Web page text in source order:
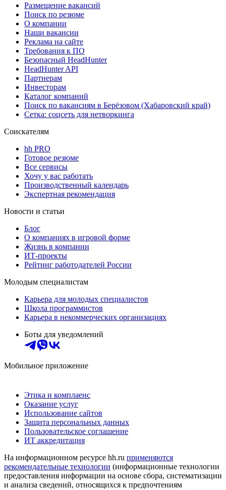
Размещение вакансий
Поиск по резюме
О компании
Наши вакансии
Реклама на сайте
Требования к ПО
Безопасный HeadHunter
HeadHunter API
Партнерам
Инвесторам
Каталог компаний
Поиск по вакансиям в Берёзовом (Хабаровский край)
Сетка: соцсеть для нетворкинга
Соискателям
hh PRO
Готовое резюме
Все сервисы
Хочу у вас работать
Производственный календарь
Экспертная рекомендация
Новости и статьи
Блог
О компаниях в игровой форме
Жизнь в компании
ИТ-проекты
Рейтинг работодателей России
Молодым специалистам
Карьера для молодых специалистов
Школа программистов
Карьера в некоммерческих организациях
Боты для уведомлений
Мобильное приложение
Этика и комплаенс
Оказание услуг
Использование сайтов
Защита персональных данных
Пользовательское соглашение
ИТ аккредитация
На информационном ресурсе hh.ru применяются
рекомендательные технологии (информационные технологии
предоставления информации на основе сбора, систематизации
и анализа сведений, относящихся к предпочтениям